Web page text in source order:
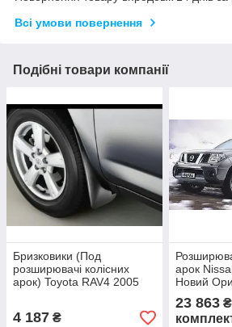
Всі умови повернення
Подібні товари компанії
Бризковики (Под
розширювачі колісних
арок) Toyota RAV4 2005
4 187 ₴
арок
Новий
23 863